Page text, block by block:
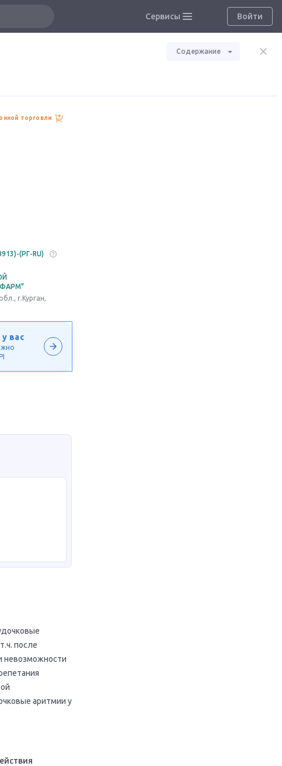
Сервисы Войти
Содержание
торговли
(РГ-RU)
г.Курган,
вас
после
невозможности
аритмии у